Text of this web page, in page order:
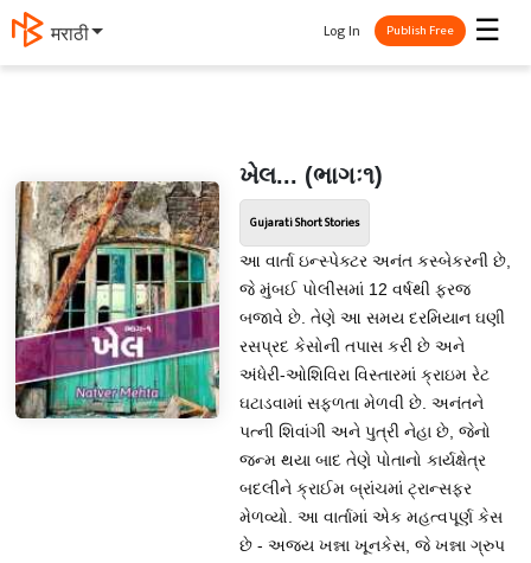
मराठी ☰
Log In Publish Free
ખેલ... (ભાગઃ૧)
Gujarati Short Stories
આ વાર્તા ઇન્સ્પેક્ટર અનંત કસ્બેકરની છે,
જે મુંબઈ પોલીસમાં 12 વર્ષથી ફરજ
બજાવે છે. તેણે આ સમય દરમિયાન ઘણી
રસપ્રદ કેસોની તપાસ કરી છે અને
અંધેરી-ઓશિવિરા વિસ્તારમાં ક્રાઇમ રેટ
ઘટાડવામાં સફળતા મેળવી છે. અનંતને
પત્ની શિવાંગી અને પુત્રી નેહા છે, જેનો
જન્મ થયા બાદ તેણે પોતાનો કાર્યક્ષેત્ર
બદલીને ક્રાઈમ બ્રાંચમાં ટ્રાન્સફર
મેળવ્યો. આ વાર્તામાં એક મહત્વપૂર્ણ કેસ
છે - અજય ખન્ના ખૂનકેસ, જે ખન્ના ગ્રુપ